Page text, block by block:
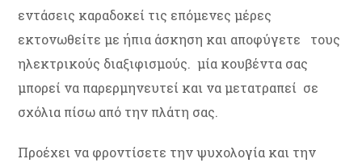
εντάσεις καραδοκεί τις επόμενες μέρες
εκτονωθείτε με ήπια άσκηση και αποφύγετε τους
ηλεκτρικούς διαξιφισμούς. μία κουβέντα σας
μπορεί να παρερμηνευτεί και να μετατραπεί σε
σχόλια πίσω από την πλάτη σας.
Προέχει να φροντίσετε την ψυχολογία και την